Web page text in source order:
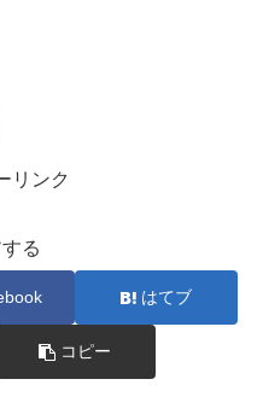
リンク
る
はてブ
コピー